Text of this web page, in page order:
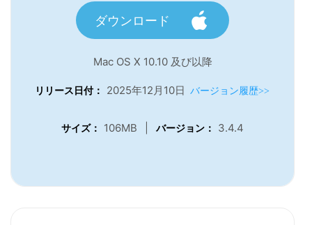
ダウンロード
Mac OS X 10.10 及び以降
リリース日付： 2025年12月10日 バージョン履歴>>
サイズ： 106MB バージョン： 3.4.4